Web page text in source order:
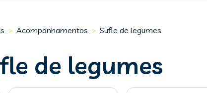
> Acompanhamentos > Sufle de legumes
de legumes